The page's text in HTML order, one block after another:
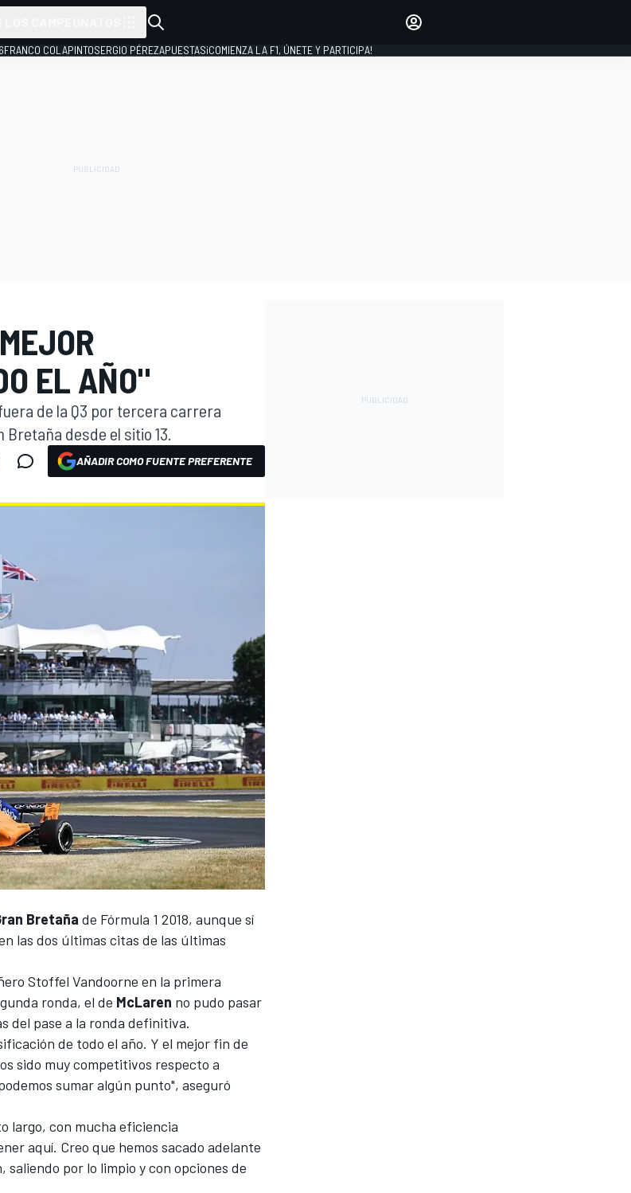
INICIAR SESIÓN
FRANCO COLAPINTOSERGIO PÉREZAPUESTAS¡COMIENZA LA F1, ÚNETE Y PARTICIPA!
EL AÑO"
de la Q3 por tercera carrera
desde el sitio 13.
AÑADIR COMO FUENTE PREFERENTE
Bretaña de Fórmula 1 2018, aunque sí
las dos últimas citas de las últimas
Stoffel Vandoorne en la primera
ronda, el de McLaren no pudo pasar
del pase a la ronda definitiva.
de todo el año. Y el mejor fin de
sido muy competitivos respecto a
sumar algún punto", aseguró
largo, con mucha eficiencia
aquí. Creo que hemos sacado adelante
por lo limpio y con opciones de